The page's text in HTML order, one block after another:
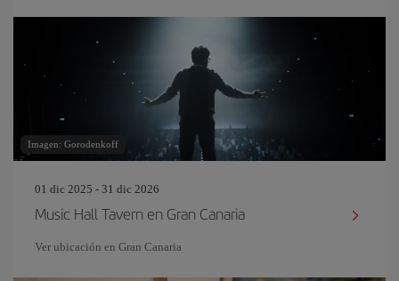
Imagen: Gorodenkoff
01 dic 2025 - 31 dic 2026
Music Hall Tavern en Gran Canaria
Ver ubicación en Gran Canaria